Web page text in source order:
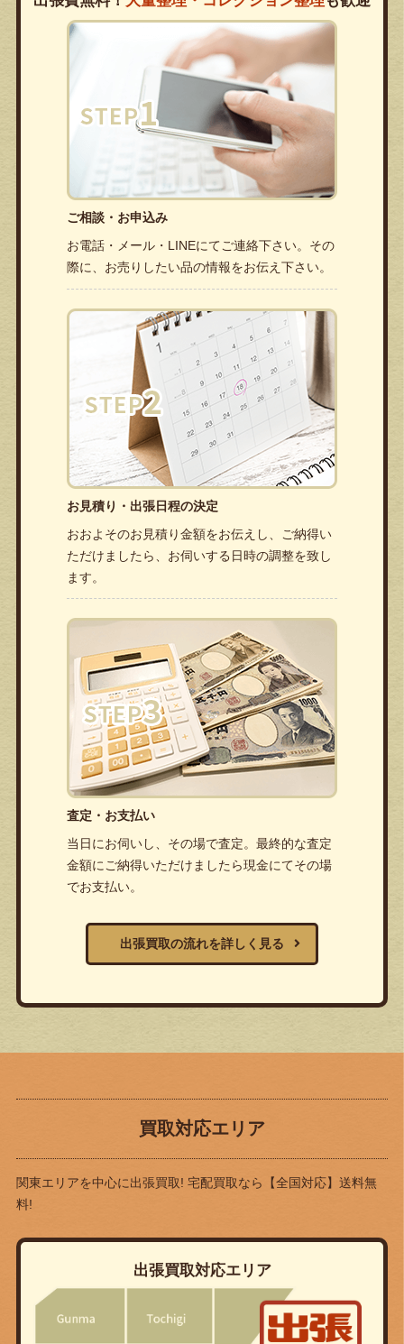
ご相談・お申込み
お電話・メール・LINEにてご連絡下さい。その
際に、お売りしたい品の情報をお伝え下さい。
お見積り・出張日程の決定
おおよそのお見積り金額をお伝えし、ご納得い
ただけましたら、お伺いする日時の調整を致し
ます。
査定・お支払い
当日にお伺いし、その場で査定。最終的な査定
金額にご納得いただけましたら現金にてその場
でお支払い。
出張買取の流れを詳しく見る
買取対応エリア
関東エリアを中心に出張買取! 宅配買取なら
【全国対応】送料無
料!
出張買取対応エリア